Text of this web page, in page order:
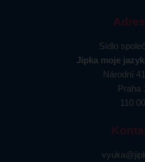
Sídlo
Jipka moje
Národní
Praha
110 00